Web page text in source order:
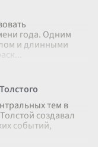
года. Одним
и длинными
тем в
создавал
событий,